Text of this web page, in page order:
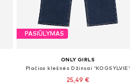
PASIŪLYMAS
ONLY GIRLS
Plačios klešnės Džinsai 'KOGSYLVIE'
25,49 €